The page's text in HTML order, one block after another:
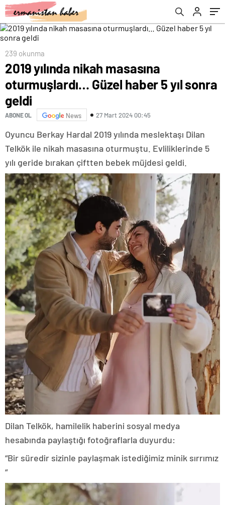
239 okunma
2019 yılında nikah masasına
oturmuşlardı… Güzel haber 5 yıl sonra
geldi
ABONE OL News 27 Mart 2024 00:45
Oyuncu Berkay Hardal 2019 yılında meslektaşı Dilan
Telkök ile nikah masasına oturmuştu. Evliliklerinde 5
yılı geride bırakan çiftten bebek müjdesi geldi.
Dilan Telkök, hamilelik haberini sosyal medya
hesabında paylaştığı fotoğraflarla duyurdu:
“Bir süredir sizinle paylaşmak istediğimiz minik sırrımız
“